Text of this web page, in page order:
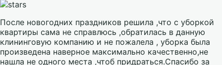
После новогодних праздников решила ,что с уборкой
квартиры сама не справлюсь ,обратилась в данную
клининговую компанию и не пожалела , уборка была
произведена наверное максимально качественно,не
нашла не одного места ,чтоб придраться.Спасибо за